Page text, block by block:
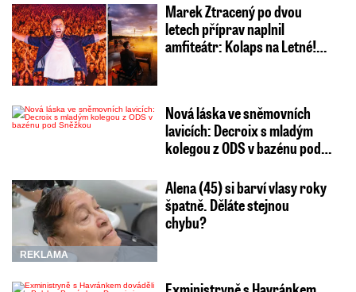
Marek Ztracený po dvou
letech příprav naplnil
amfiteátr: Kolaps na Letné!…
Nová láska ve sněmovních
lavicích: Decroix s mladým
kolegou z ODS v bazénu pod…
REKLAMA
Alena (45) si barví vlasy roky
špatně. Děláte stejnou
chybu?